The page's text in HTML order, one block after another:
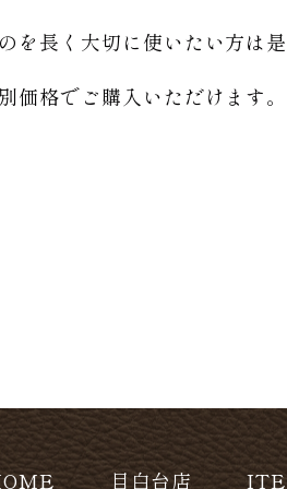
長く大切に使いたい方は
価格でご購入いただけます。
目白台店